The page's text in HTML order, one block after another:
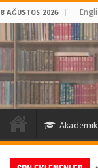
8 AĞUSTOS 2026
Akademik